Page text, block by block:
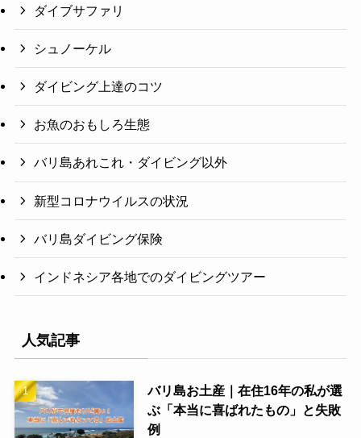
ダイブサファリ
シュノーケル
ダイビング上達のコツ
お魚のおもしろ生態
バリ島あれこれ・ダイビング以外
新型コロナウイルスの状況
バリ島ダイビング保険
インドネシア各地でのダイビングツアー
人気記事
バリ島お土産｜在住16年の私が選
ぶ「本当に喜ばれたもの」と失敗
例